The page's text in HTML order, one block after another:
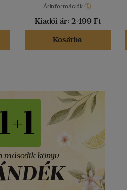
Árinformációk
Kiadói ár: 2 499 Ft
Kosárba